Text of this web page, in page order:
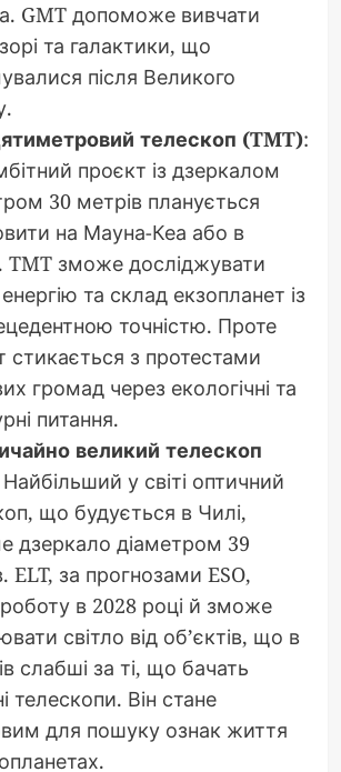
GMT допоможе вивчати
та галактики, що
після Великого
телескоп (TMT):
проєкт із дзеркалом
30 метрів планується
на Мауна-Кеа або в
TMT зможе досліджувати
та склад екзопланет із
точністю. Проте
стикається з протестами
громад через екологічні та
питання.
великий телескоп
у світі оптичний
що будується в Чилі,
дзеркало діаметром 39
ELT, за прогнозами ESO,
в 2028 році й зможе
світло від об’єктів, що в
слабші за ті, що бачать
телескопи. Він стане
для пошуку ознак життя